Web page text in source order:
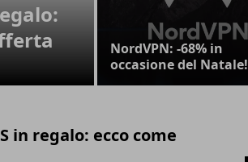
NordVPN: -68% in
occasione del Natale!
in regalo: ecco come